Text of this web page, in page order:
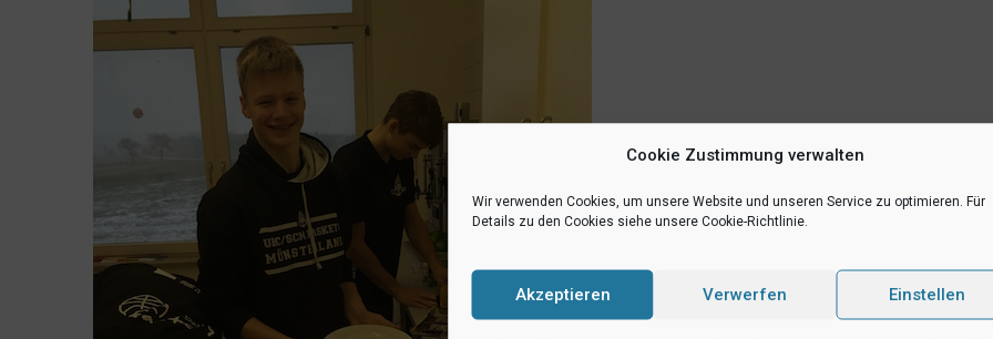
Cookie Zustimmung verwalten
Wir verwenden Cookies, um unsere Website und unseren Service zu optimieren. Für
Details zu den Cookies siehe unsere Cookie-Richtlinie.
Akzeptieren Verwerfen Einstellen